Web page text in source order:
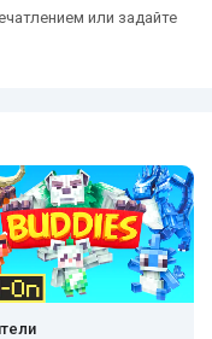
или задайте